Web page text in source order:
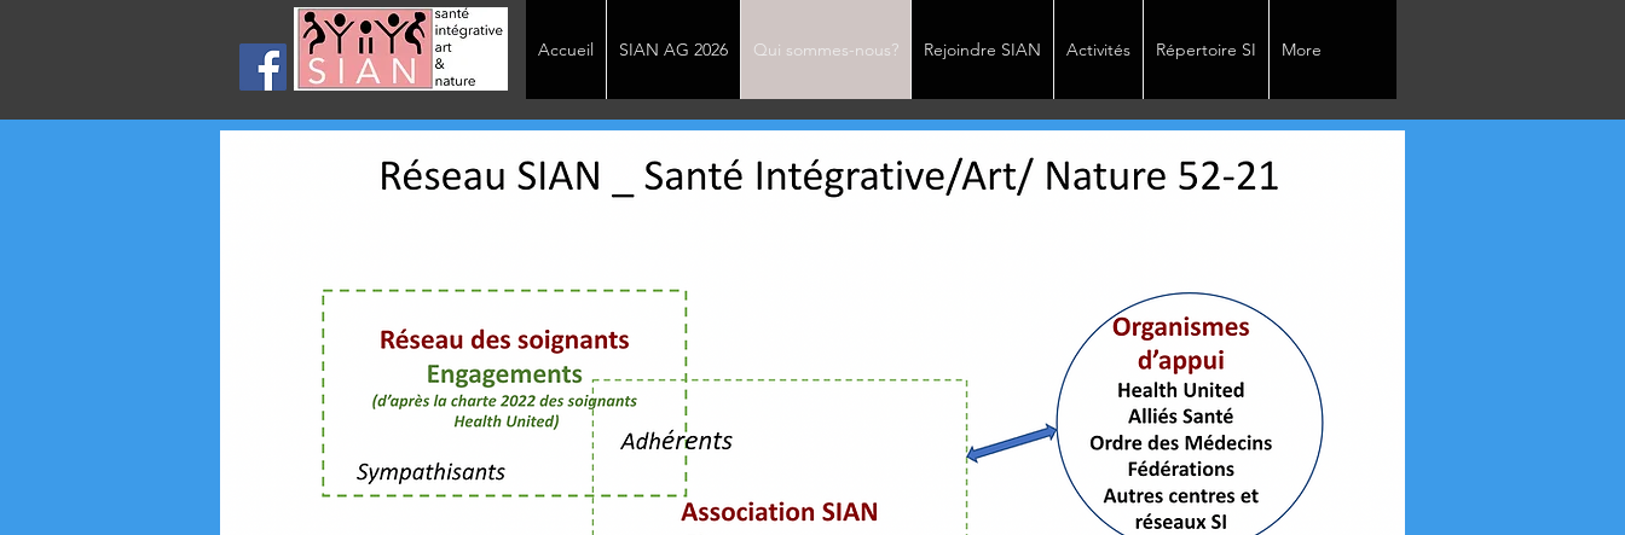
Accueil SIAN AG 2026 Qui sommes-nous? Rejoindre SIAN Activités Répertoire SI More